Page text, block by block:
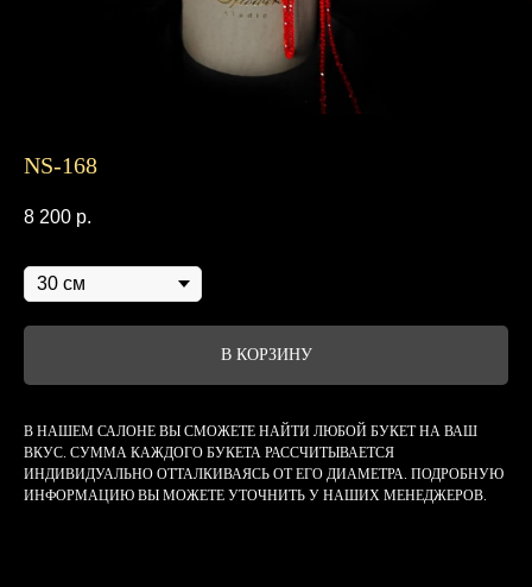
NS-168
8 200 р.
В КОРЗИНУ
В НАШЕМ САЛОНЕ ВЫ СМОЖЕТЕ НАЙТИ ЛЮБОЙ БУКЕТ НА ВАШ
ВКУС. СУММА КАЖДОГО БУКЕТА РАССЧИТЫВАЕТСЯ
ИНДИВИДУАЛЬНО ОТТАЛКИВАЯСЬ ОТ ЕГО ДИАМЕТРА. ПОДРОБНУЮ
ИНФОРМАЦИЮ ВЫ МОЖЕТЕ УТОЧНИТЬ У НАШИХ МЕНЕДЖЕРОВ.